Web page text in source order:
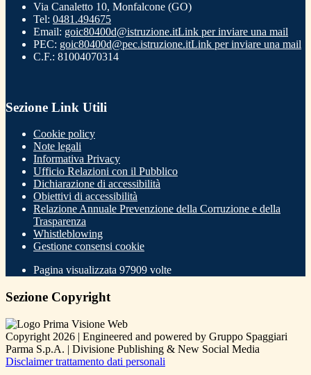
Via Canaletto 10, Monfalcone (GO)
Tel: 0481.494675
Email: goic80400d@istruzione.itLink per inviare una mail
PEC: goic80400d@pec.istruzione.itLink per inviare una mail
C.F.: 81004070314
Sezione Link Utili
Cookie policy
Note legali
Informativa Privacy
Ufficio Relazioni con il Pubblico
Dichiarazione di accessibilità
Obiettivi di accessibilità
Relazione Annuale Prevenzione della Corruzione e della
Trasparenza
Whistleblowing
Gestione consensi cookie
Pagina visualizzata 97909 volte
Sezione Copyright
Copyright 2026 | Engineered and powered by Gruppo Spaggiari
Parma S.p.A. | Divisione Publishing & New Social Media
Disclaimer trattamento dati personali